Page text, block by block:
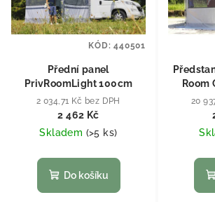
Přední panel
PrivRoomLight 100cm
2 034,71 Kč bez DPH
2 462 Kč
Skladem (>5 ks)
Do košíku
KÓD:440501
Room
20